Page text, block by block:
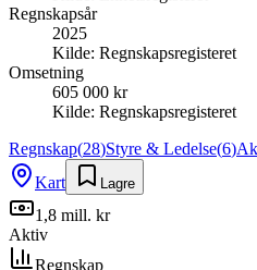
Regnskapsår
2025
Kilde: Regnskapsregisteret
Omsetning
605 000 kr
Kilde: Regnskapsregisteret
Regnskap(28)Styre & Ledelse(6)
Kart
Lagre
1,8 mill. kr
Aktiv
Regnskap